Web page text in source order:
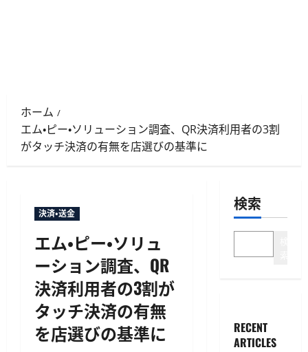
ホーム
エム・ピー・ソリューション調査、QR決済利用者の3割
がタッチ決済の有無を店選びの基準に
決済・送金
エム・ピー・ソリュ
ーション調査、QR
決済利用者の3割が
タッチ決済の有無
を店選びの基準に
検索
RECENT
ARTICLES